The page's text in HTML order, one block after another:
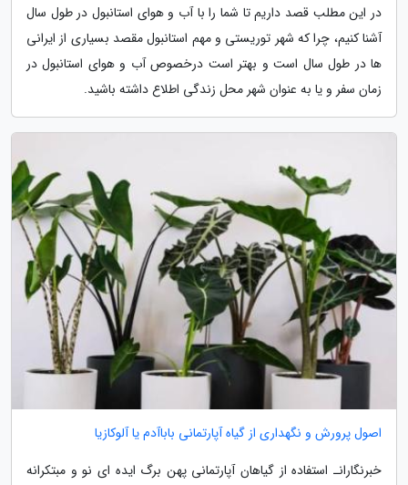
در این مطلب قصد داریم تا شما را با آب و هوای استانبول در طول سال
آشنا کنیم، چرا که شهر توریستی و مهم استانبول مقصد بسیاری از ایرانی
ها در طول سال است و بهتر است درخصوص آب و هوای استانبول در
زمان سفر و یا به عنوان شهر محل زندگی اطلاع داشته باشید.
اصول پرورش و نگهداری از گیاه آپارتمانی باباآدم یا آلوکازیا
خبرنگارانـ استفاده از گیاهان آپارتمانی پهن برگ ایده ای نو و مبتکرانه